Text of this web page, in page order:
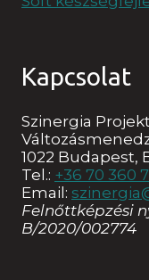
Kapcsolat
Szinergia
1022 Budapest,
Tel.: +36 70 360
Email:
Felnőttképzési
B/2020/002774